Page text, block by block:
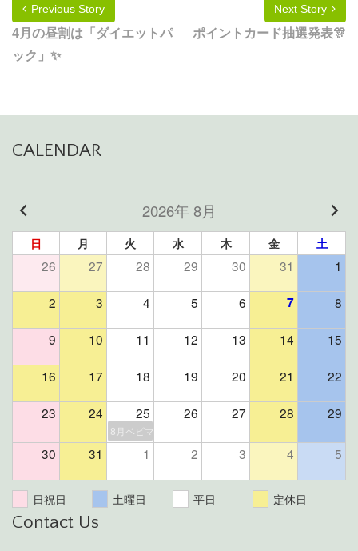
Previous Story
4月の昼割は「ダイエットパ
ック」✨
Next Story
ポイントカード抽選発表🎊
CALENDAR
2026年 8月
日 月 火 水 木 金 土
26 27 28 29 30 31 1
2 3 4 5 6 7 8
9 10 11 12 13 14 15
16 17 18 19 20 21 22
23 24 25 26 27 28 29
8月ベビマ＆よもぎ蒸しイベント（残席２組様）
30 31 1 2 3 4 5
日祝日 土曜日 平日 定休日
Contact Us